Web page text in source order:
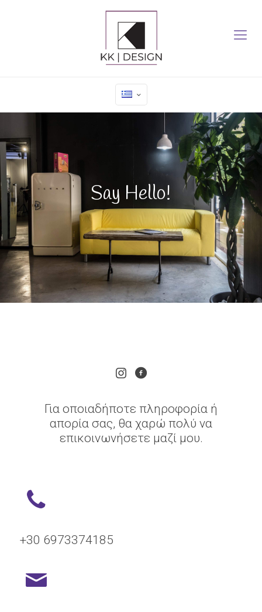
Say Hello!
Για οποιαδήποτε πληροφορία ή
απορία σας, θα χαρώ πολύ να
επικοινωνήσετε μαζί μου.
+30 6973374185